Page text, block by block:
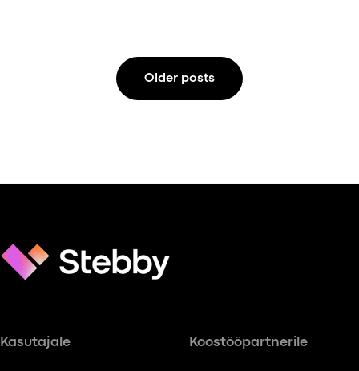
Older posts
Kasutajale Koostööpartnerile